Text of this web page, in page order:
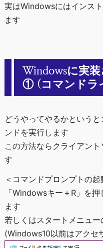
実はWindowsにはインス
ます
Windowsに実
① (コマンドラ
どうやってやるかという
ンドを実行します
この方法ならクライアン
す
＜コマンドプロンプトの起
「Windowsキー＋R」を
ます
若しくはスタートメニュ
(Windows10以前はアクセ